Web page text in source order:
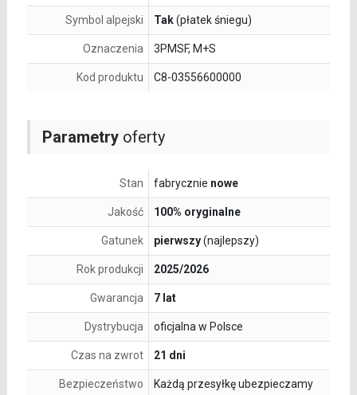
Parametryoferty
Stan fabrycznie nowe
Jakość 100% oryginalne
Gatunek pierwszy(najlepszy)
Rok produkcji 2025/2026
Gwarancja 7 lat
Dystrybucja oficjalna w Polsce
Czas na zwrot 21 dni
Bezpieczeństwo
Każdą przesyłkę ubezpieczamy
Symbol alpejski Tak(płatek śniegu)
Oznaczenia 3PMSF, M+S
Kod produktu C8-03556600000